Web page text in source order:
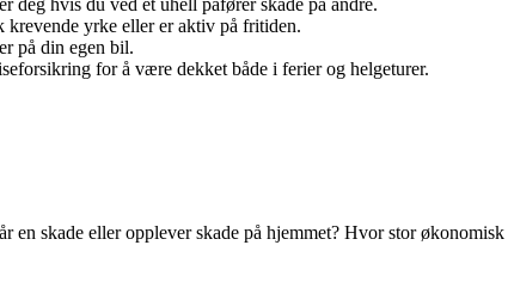
deg hvis du ved et uhell påfører skade på andre.
yrke eller er aktiv på fritiden.
på din egen bil.
for å være dekket både i ferier og helgeturer.
skade eller opplever skade på hjemmet? Hvor stor økonomisk